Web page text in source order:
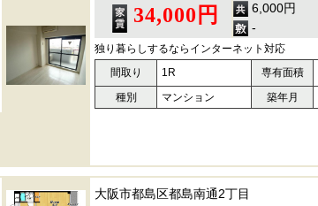
34,000円
6,000円
-
独り暮らしするならインターネット対応
間取り
1R 専有面積
種別 マンション 築年月
大阪市都島区都島南通2丁目